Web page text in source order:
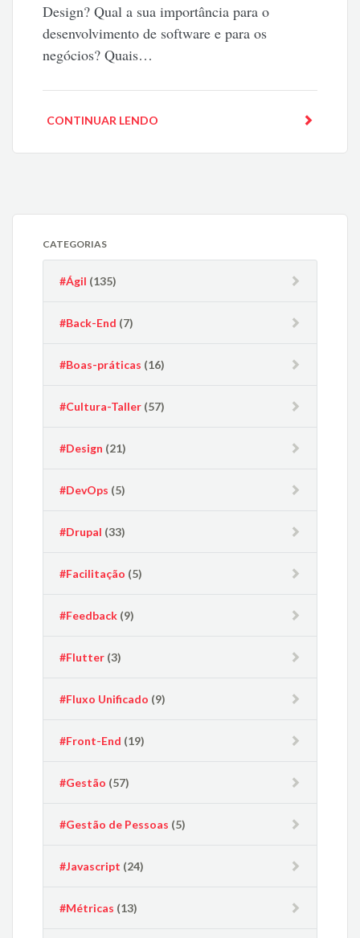
Design? Qual a sua importância para o
desenvolvimento de software e para os
negócios? Quais…
CONTINUAR LENDO
CATEGORIAS
#Ágil (135)
#Back-End (7)
#Boas-práticas (16)
#Cultura-Taller (57)
#Design (21)
#DevOps (5)
#Drupal (33)
#Facilitação (5)
#Feedback (9)
#Flutter (3)
#Fluxo Unificado (9)
#Front-End (19)
#Gestão (57)
#Gestão de Pessoas (5)
#Javascript (24)
#Métricas (13)